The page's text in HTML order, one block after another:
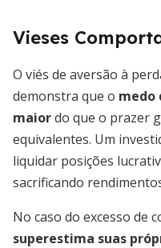
Vieses
O viés de aversão à
demonstra que o medo
maiordo que o prazer
equivalentes. Um
liquidar posições
sacrificando
No caso do excesso de
superestima suas